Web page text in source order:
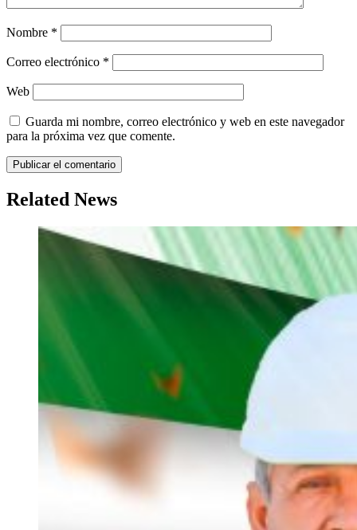
Nombre *
Correo electrónico *
Web
Guarda mi nombre, correo electrónico y web en este navegador
para la próxima vez que comente.
Related News